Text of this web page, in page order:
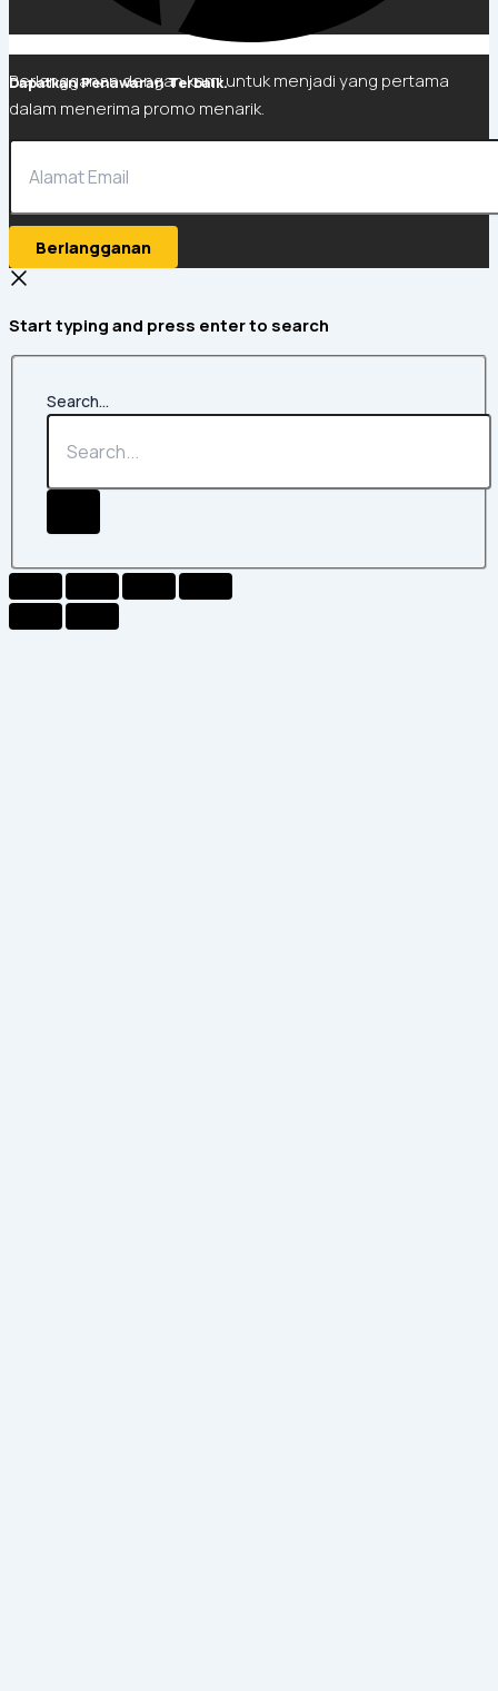
Dapatkan Penawaran Terbaik.
Berlangganan dengan kami untuk menjadi yang pertama
dalam menerima promo menarik.
Berlangganan
Start typing and press enter to search
Search...